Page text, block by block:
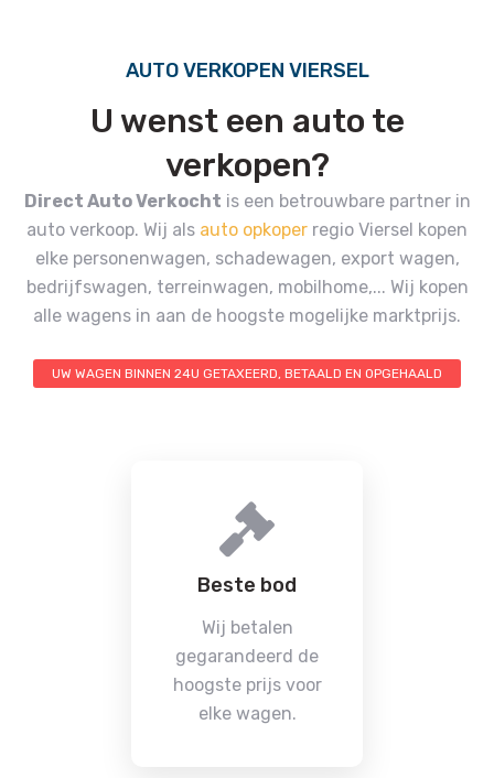
AUTO VERKOPEN VIERSEL
U wenst een auto te
verkopen?
Direct Auto Verkocht is een betrouwbare partner in
auto verkoop. Wij als auto opkoper regio Viersel kopen
elke personenwagen, schadewagen, export wagen,
bedrijfswagen, terreinwagen, mobilhome,... Wij kopen
alle wagens in aan de hoogste mogelijke marktprijs.
UW WAGEN BINNEN 24U GETAXEERD, BETAALD EN OPGEHAALD
Beste bod
Wij betalen
gegarandeerd de
hoogste prijs voor
elke wagen.